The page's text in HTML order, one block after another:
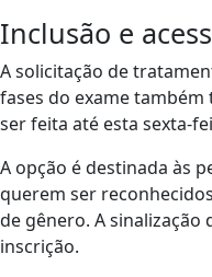
Inclusão e
A solicitação de
fases do exame
ser feita até esta sexta-
A opção é destinada às
querem ser
de gênero. A
inscrição.